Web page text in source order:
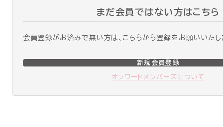
まだ会員ではない方はこちら
会員登録がお済みで無い方は、こちらから登録をお願いいたし
新規会員登録
オンワードメンバーズについて